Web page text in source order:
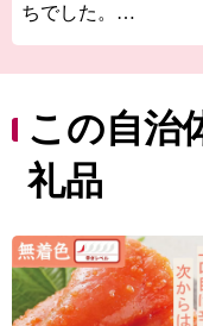
ちでした。
な「川西」の今昔
平成30年に市制施
ともに新たな歩みを
地ポンプ室」をはじ
河川敷の風景など、
ています。
わたしたち中間市
ちです。小さなまち
この自治
礼品